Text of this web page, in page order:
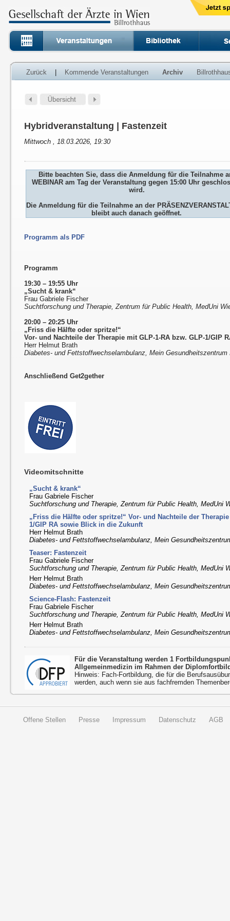
Zurück Kommende Veranstaltungen Archiv
Hybridveranstaltung | Fastenzeit
Mittwoch , 18.03.2026, 19:30
Bitte beachten Sie, dass die Anmeldung für die Teilnahme
WEBINAR am Tag der Veranstaltung gegen 15:00 Uhr
wird.
Die Anmeldung für die Teilnahme an der
bleibt auch danach geöffnet.
Programm als PDF
Programm
19:30 – 19:55 Uhr
„Sucht & krank“
Frau Gabriele Fischer
Suchtforschung und Therapie, Zentrum für Public Health, MedUni
20:00 – 20:25 Uhr
„Friss die Hälfte oder spritze!“
Vor- und Nachteile der Therapie mit GLP-1-RA bzw. GLP-1/GIP
Herr Helmut Brath
Diabetes- und Fettstoffwechselambulanz, Mein Gesundheitszentrum
Anschließend Get2gether
Videomitschnitte
„Sucht & krank“
Frau Gabriele Fischer
Suchtforschung und Therapie, Zentrum für Public Health, MedUni
„Friss die Hälfte oder spritze!“ Vor- und Nachteile der
1/GIP RA sowie Blick in die Zukunft
Herr Helmut Brath
Diabetes- und Fettstoffwechselambulanz, Mein
Teaser: Fastenzeit
Frau Gabriele Fischer
Suchtforschung und Therapie, Zentrum für Public Health, MedUni
Herr Helmut Brath
Diabetes- und Fettstoffwechselambulanz, Mein
Science-Flash: Fastenzeit
Frau Gabriele Fischer
Suchtforschung und Therapie, Zentrum für Public Health, MedUni
Herr Helmut Brath
Diabetes- und Fettstoffwechselambulanz, Mein
Für die Veranstaltung werden 1
Allgemeinmedizin im Rahmen der
Hinweis: Fach-Fortbildung, die für die
werden, auch wenn sie aus fachfremden
Offene Stellen Presse Impressum Datenschutz AGB